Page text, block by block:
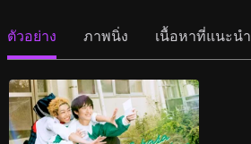
ตัวอย่าง ภาพนิ่ง เนื้อหาที่แนะนำ